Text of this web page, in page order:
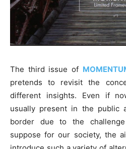
The third issue of
pretends to revisit the
different insights. Even if
usually present in the public
border due to the
suppose for our society, the